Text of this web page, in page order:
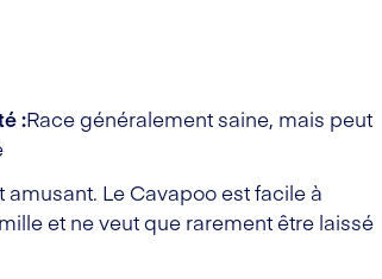
:Race généralement saine, mais peut
Le Cavapoo est facile à
et ne veut que rarement être laissé